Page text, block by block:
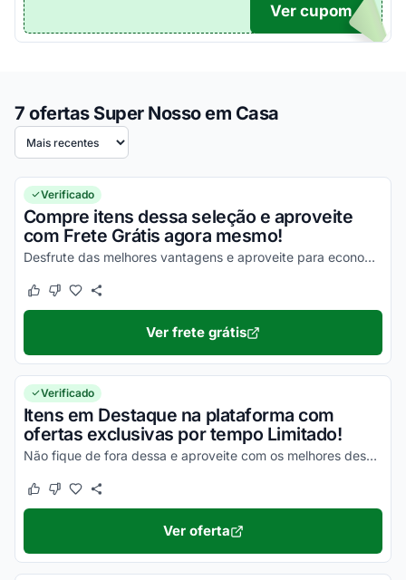
TICO
Ver cupom
7 ofertas Super Nosso em Casa
Ordenar por
Verificado
Compre itens dessa seleção e aproveite
com Frete Grátis agora mesmo!
Desfrute das melhores vantagens e aproveite para economizar agora mesmo!
Este cupom funcionou
Este cupom não funcionou
Ver frete grátis
Verificado
Itens em Destaque na plataforma com
ofertas exclusivas por tempo Limitado!
Não fique de fora dessa e aproveite com os melhores descontos agora mesmo!
Este cupom funcionou
Este cupom não funcionou
Ver oferta